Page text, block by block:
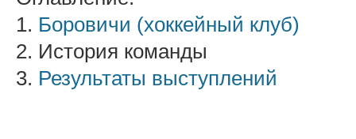
1. Боровичи (хоккейный клуб)
2. История команды
3. Результаты выступлений